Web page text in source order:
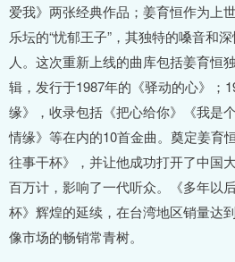
爱我》两张经典作品；姜育恒作为上
乐坛的“忧郁王子”，其独特的嗓音和
人。这次重新上线的曲库包括姜育恒
辑，发行于1987年的《驿动的心》；
缘》，收录包括《把心给你》《我是
情缘》等在内的10首金曲。奠定姜育
往事干杯》，并让他成功打开了中国
百万计，影响了一代听众。《多年以
杯》辉煌的延续，在台湾地区销量达
像市场的畅销常青树。